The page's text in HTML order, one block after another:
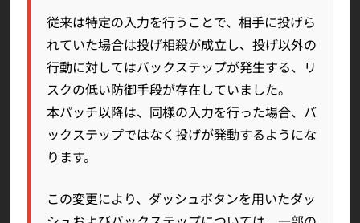
従来は特定の入力を行うことで、相手に投げら
れていた場合は投げ相殺が成立し、投げ以外の
行動に対してはバックステップが発生する、リ
スクの低い防御手段が存在していました。
本パッチ以降は、同様の入力を行った場合、バ
ックステップではなく投げが発動するようにな
ります。
この変更により、ダッシュボタンを用いたダッ